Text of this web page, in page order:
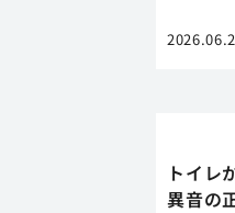
トイレ
異音の